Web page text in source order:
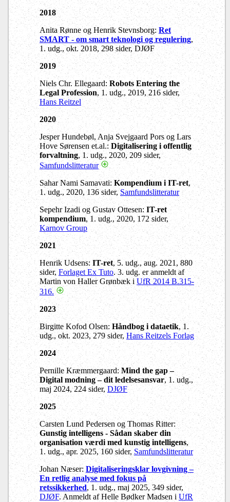
2018
Anita Rønne og Henrik Stevnsborg:Ret
SMART - om smart teknologi og regulering,
1. udg., okt. 2018, 298 sider, DJØF
2019
Niels Chr. Ellegaard:Robots Entering the
Legal Profession, 1. udg., 2019, 216 sider,
Hans Reitzel
2020
Jesper Hundebøl, Anja Svejgaard Pors og Lars
Hove Sørensen et.al.:Digitalisering i offentlig
forvaltning, 1. udg., 2020, 209 sider,
Samfundslitteratur
Sahar Nami Samavati:Kompendium i IT-ret,
1. udg., 2020, 136 sider,Samfundslitteratur
Sepehr Izadi og Gustav Ottesen:IT-ret
kompendium, 1. udg., 2020, 172 sider,
Karnov Group
2021
Henrik Udsens: IT-ret, 5. udg., aug. 2021, 880
sider,Forlaget Ex Tuto. 3. udg. er anmeldt af
Martin von Haller Grønbæk i UfR 2014 B.315-
316.
2023
Birgitte Kofod Olsen:Håndbog i dataetik, 1.
udg., okt. 2023, 279 sider,Hans Reitzels Forlag
2024
Pernille Kræmmergaard:Mind the gap –
Digital modning – dit ledelsesansvar, 1. udg.,
maj 2024, 224 sider,DJØF
2025
Carsten Lund Pedersen og Thomas Ritter:
Gunstig intelligens - Sådan skaber din
organisation værdi med kunstig intelligens,
1. udg., apr. 2025, 160 sider, Samfundslitteratur
Johan Næser: Digitaliseringsklar lovgivning –
En retlig analyse med fokus på
retssikkerhed, 1. udg., maj 2025, 349 sider,
DJØF. Anmeldt af Helle Bødker Madsen iUfR